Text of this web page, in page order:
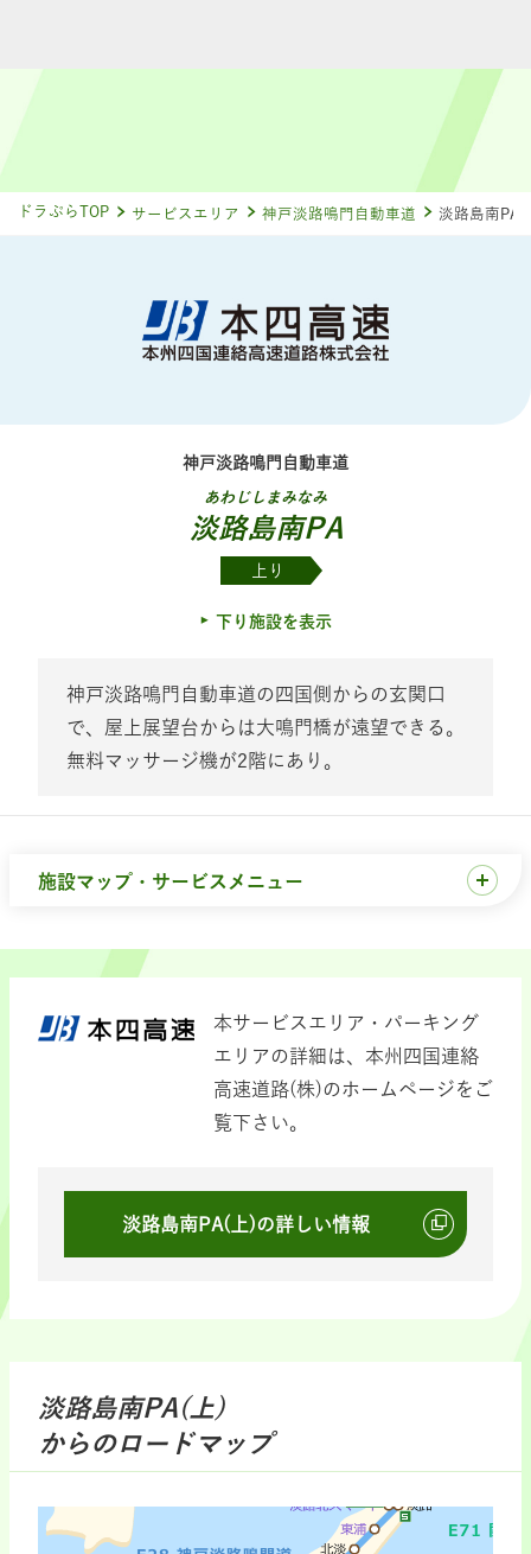
ドラぷらTOP サービスエリア 神戸淡路鳴門自動車道 淡路島南PA
神戸淡路鳴門自動車道
あわじしまみなみ
淡路島南PA
上り
下り施設を表示
神戸淡路鳴門自動車道の四国側からの玄関口
で、屋上展望台からは大鳴門橋が遠望できる。
無料マッサージ機が2階にあり。
施設マップ・サービスメニュー
本サービスエリア・パーキング
エリアの詳細は、本州四国連絡
高速道路(株)のホームページをご
覧下さい。
淡路島南PA(上)の詳しい情報
淡路島南PA(上)
からのロードマップ